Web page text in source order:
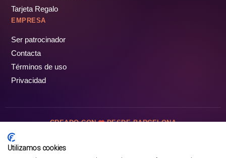
Tarjeta Regalo
EMPRESA
Ser patrocinador
Contacta
Términos de uso
Privacidad
CREADO CON DESDE BARCELONA
Utilizamos cookies